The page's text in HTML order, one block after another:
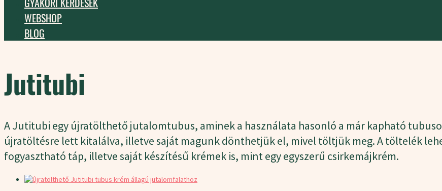
WEBSHOP
BLOG
Jutitubi
A Jutitubi egy újratölthető jutalomtubus, aminek a használata hasonló a már kapható
újratöltésre lett kitalálva, illetve saját magunk dönthetjük el, mivel töltjük meg. A töltelék
fogyasztható táp, illetve saját készítésű krémek is, mint egy egyszerű csirkemájkrém.